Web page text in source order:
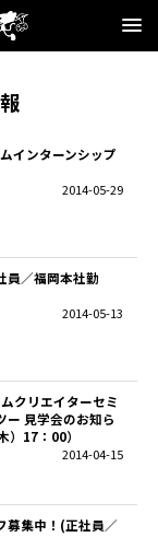
インターンシップ
2014-05-29
員／福岡本社勤
2014-05-13
クリエイターセミ
ー 見学会のお知ら
17：00）
2014-04-15
募集中！(正社員／